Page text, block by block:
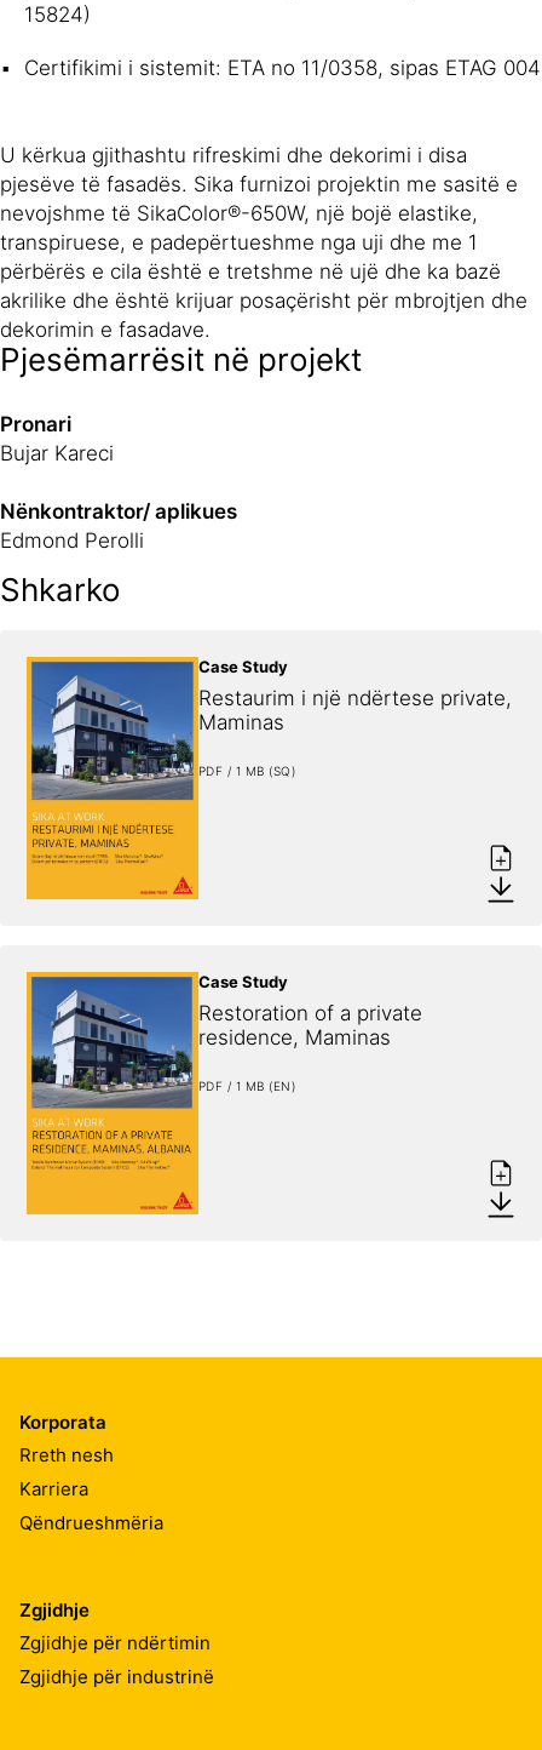
15824)
Certifikimi i sistemit: ETA no 11/0358, sipas ETAG 004
U kërkua gjithashtu rifreskimi dhe dekorimi i disa
pjesëve të fasadës. Sika furnizoi projektin me sasitë e
nevojshme të SikaColor®-650W, një bojë elastike,
transpiruese, e padepërtueshme nga uji dhe me 1
përbërës e cila është e tretshme në ujë dhe ka bazë
akrilike dhe është krijuar posaçërisht për mbrojtjen dhe
dekorimin e fasadave.
Pjesëmarrësit në projekt
Pronari
Bujar Kareci
Nënkontraktor/ aplikues
Edmond Perolli
Shkarko
Case Study
Restaurim i një ndërtese private,
Maminas
PDF / 1 MB (SQ)
Case Study
Restoration of a private
residence, Maminas
PDF / 1 MB (EN)
Korporata
Rreth nesh
Karriera
Qëndrueshmëria
Zgjidhje
Zgjidhje për ndërtimin
Zgjidhje për industrinë